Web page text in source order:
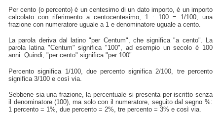
Per cento (o percento) è un centesimo di un dato importo, è un importo
calcolato con riferimento a centocentesimo, 1 : 100 = 1/100, una
frazione con numeratore uguale a 1 e denominatore uguale a cento.
La parola deriva dal latino "per Centum", che significa "a cento". La
parola latina "Centum" significa "100", ad esempio un secolo è 100
anni. Quindi, "per cento" significa "per 100".
Percento significa 1/100, due percento significa 2/100, tre percento
significa 3/100 e così via.
Sebbene sia una frazione, la percentuale si presenta per iscritto senza
il denominatore (100), ma solo con il numeratore, seguito dal segno %:
1 percento = 1%, due percento = 2%, tre percento = 3% e così via.